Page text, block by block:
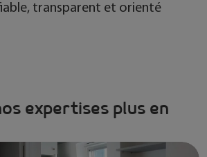
transparent et orienté
expertises plus en